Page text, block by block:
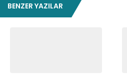
BENZER YAZILAR